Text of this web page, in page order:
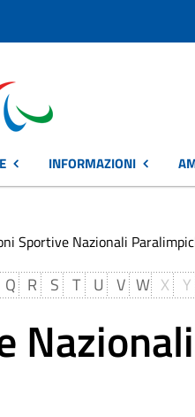
INFORMAZIONI
Sportive Nazionali
Q R S T U V W X Y
Nazionali